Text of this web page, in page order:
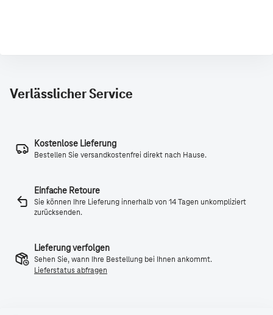
Verlässlicher Service
Kostenlose Lieferung
Bestellen Sie versandkostenfrei direkt nach Hause.
Einfache Retoure
Sie können Ihre Lieferung innerhalb von 14 Tagen unkompliziert
zurücksenden.
Lieferung verfolgen
Sehen Sie, wann Ihre Bestellung bei Ihnen ankommt.
Lieferstatus abfragen